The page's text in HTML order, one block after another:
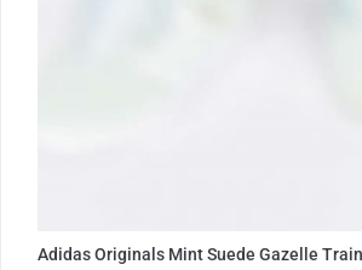
Adidas Originals Mint Suede Gazelle